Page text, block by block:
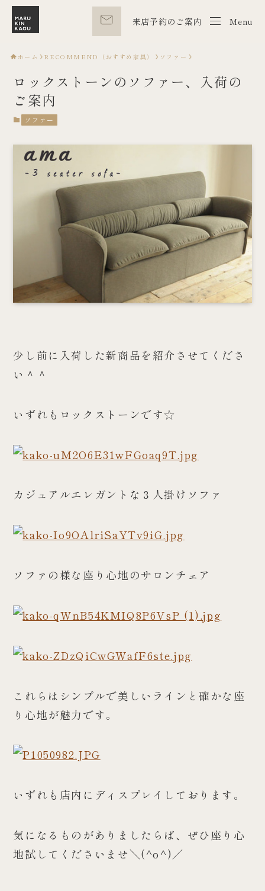
来店予約のご案内 Menu
Menu
ホーム RECOMMEND（おすすめ家具） ソファー
ロックストーンのソファー、入荷の
ご案内
ソファー
少し前に入荷した新商品を紹介させてくださ
い＾＾
いずれもロックストーンです☆
カジュアルエレガントな３人掛けソファ
ソファの様な座り心地のサロンチェア
これらはシンプルで美しいラインと確かな座
り心地が魅力です。
いずれも店内にディスプレイしております。
気になるものがありましたらば、ぜひ座り心
地試してくださいませ＼(^o^)／